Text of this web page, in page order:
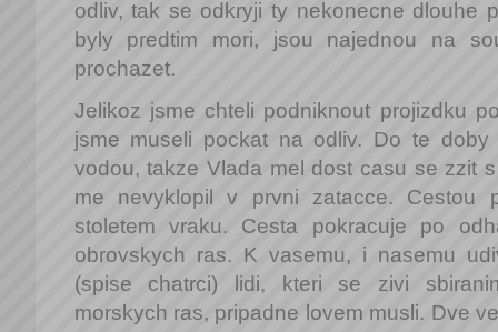
odliv, tak se odkryji ty nekonecne dlouhe
byly predtim mori, jsou najednou na
prochazet.
Jelikoz jsme chteli podniknout projizdku
jsme museli pockat na odliv. Do te
vodou, takze Vlada mel dost casu se zzit
me nevyklopil v prvni zatacce. Cestou
stoletem vraku. Cesta pokracuje po
obrovskych ras. K vasemu, i nasemu
(spise chatrci) lidi, kteri se zivi
morskych ras, pripadne lovem musli. Dve